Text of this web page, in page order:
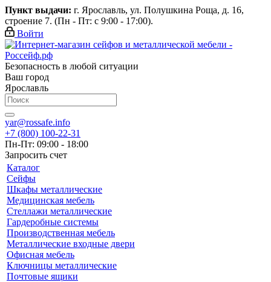
Пункт выдачи: г. Ярославль, ул. Полушкина Роща, д. 16,
строение 7. (Пн - Пт: с 9:00 - 17:00).
Войти
Безопасность в любой ситуации
Ваш город
Ярославль
yar@rossafe.info
+7 (800) 100-22-31
Пн-Пт: 09:00 - 18:00
Запросить счет
Каталог
Сейфы
Шкафы металлические
Медицинская мебель
Стеллажи металлические
Гардеробные системы
Производственная мебель
Металлические входные двери
Офисная мебель
Ключницы металлические
Почтовые ящики